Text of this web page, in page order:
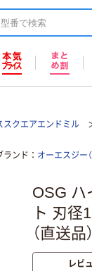
スクエアエンドミル
ランド オーエスジー（
OSG ハ
ト 刃径
（直送品）
レビ